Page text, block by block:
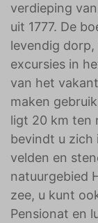
verdieping
uit 1777. De
levendig
excursies in
van het
maken
ligt 20 km ten
bevindt u zich
velden en
natuurgebied
zee, u kunt
Pensionat en